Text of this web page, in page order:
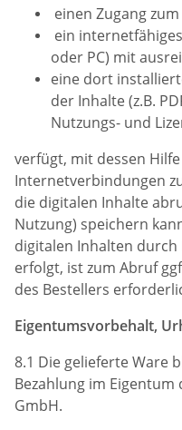
einen Zugang
ein
oder PC) mit
eine dort
der Inhalte (z.B.
Nutzungs- und
verfügt, mit dessen
Internetverbindungen
die digitalen Inhalte
Nutzung) speichern
digitalen Inhalten
erfolgt, ist zum Abruf
des Bestellers
Eigentumsvorbehalt,
8.1 Die gelieferte Ware
Bezahlung im
GmbH.